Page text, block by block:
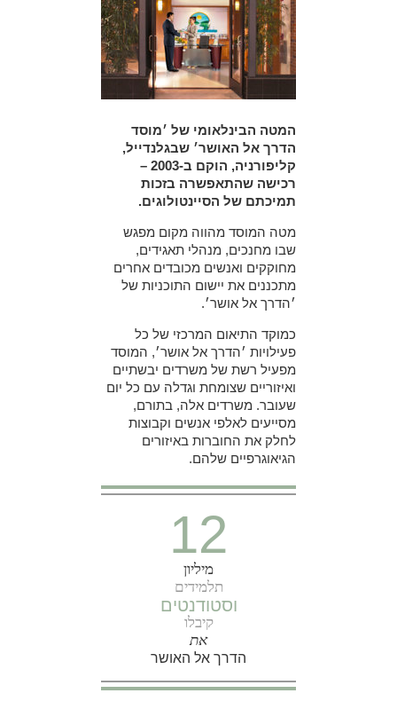
המטה הבינלאומי של ׳מוסד
הדרך אל האושר׳ שבגלנדייל,
קליפורניה, הוקם ב-2003 –
רכישה שהתאפשרה בזכות
תמיכתם של הסיינטולוגים.
מטה המוסד מהווה מקום מפגש
שבו מחנכים, מנהלי תאגידים,
מחוקקים ואנשים מכובדים אחרים
מתכננים את יישום התוכניות של
׳הדרך אל אושר׳.
כמוקד התיאום המרכזי של כל
פעילויות ׳הדרך אל אושר׳, המוסד
מפעיל רשת של משרדים יבשתיים
ואיזוריים שצומחת וגדלה עם כל יום
שעובר. משרדים אלה, בתורם,
מסייעים לאלפי אנשים וקבוצות
לחלק את החוברות באיזורים
הגיאוגרפיים שלהם.
12
מיליון
תלמידים
וסטודנטים
קיבלו
את
הדרך אל האושר